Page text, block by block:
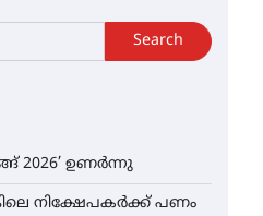
Search
2026’ ഉണർന്നു
നിക്ഷേപകർക്ക് പണം